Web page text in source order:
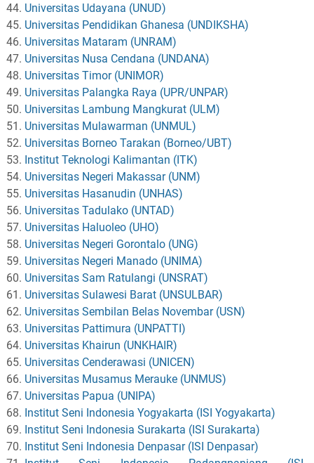
Universitas Udayana (UNUD)
Universitas Pendidikan Ghanesa (UNDIKSHA)
Universitas Mataram (UNRAM)
Universitas Nusa Cendana (UNDANA)
Universitas Timor (UNIMOR)
Universitas Palangka Raya (UPR/UNPAR)
Universitas Lambung Mangkurat (ULM)
Universitas Mulawarman (UNMUL)
Universitas Borneo Tarakan (Borneo/UBT)
Institut Teknologi Kalimantan (ITK)
Universitas Negeri Makassar (UNM)
Universitas Hasanudin (UNHAS)
Universitas Tadulako (UNTAD)
Universitas Haluoleo (UHO)
Universitas Negeri Gorontalo (UNG)
Universitas Negeri Manado (UNIMA)
Universitas Sam Ratulangi (UNSRAT)
Universitas Sulawesi Barat (UNSULBAR)
Universitas Sembilan Belas Novembar (USN)
Universitas Pattimura (UNPATTI)
Universitas Khairun (UNKHAIR)
Universitas Cenderawasi (UNICEN)
Universitas Musamus Merauke (UNMUS)
Universitas Papua (UNIPA)
Institut Seni Indonesia Yogyakarta (ISI Yogyakarta)
Institut Seni Indonesia Surakarta (ISI Surakarta)
Institut Seni Indonesia Denpasar (ISI Denpasar)